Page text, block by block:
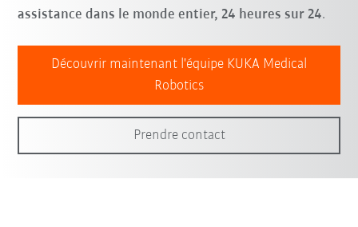
assistance dans le monde entier, 24 heures sur 24.
Découvrir maintenant l'équipe KUKA Medical
Robotics
Prendre contact